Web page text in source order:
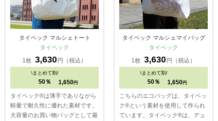
タイベック マルシェトート
タイベック
1枚 3,630 円（税込）
\まとめて割/
50％ 1,650 円
タイベック®は薄手でありながら
軽量で耐久性に優れた素材です。
大容量のお買い物バッグとして最
タイベック マルシェマイバッグ
タイベック
1枚 3,630 円（税込）
\まとめて割/
50％ 1,650 円
こちらのエコバッグは、タイベッ
ク®という素材を使用して作られ
ています。タイベック®は、デュ